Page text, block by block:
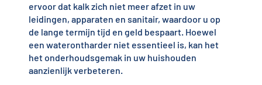
ervoor dat kalk zich niet meer afzet in uw
leidingen, apparaten en sanitair, waardoor u op
de lange termijn tijd en geld bespaart. Hoewel
een waterontharder niet essentieel is, kan het
het onderhoudsgemak in uw huishouden
aanzienlijk verbeteren.